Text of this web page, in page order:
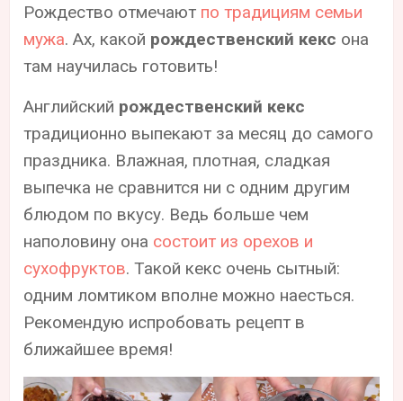
Рождество отмечают по традициям семьи
мужа. Ах, какой рождественский кекс она
там научилась готовить!
Английский рождественский кекс
традиционно выпекают за месяц до самого
праздника. Влажная, плотная, сладкая
выпечка не сравнится ни с одним другим
блюдом по вкусу. Ведь больше чем
наполовину она состоит из орехов и
сухофруктов. Такой кекс очень сытный:
одним ломтиком вполне можно наесться.
Рекомендую испробовать рецепт в
ближайшее время!